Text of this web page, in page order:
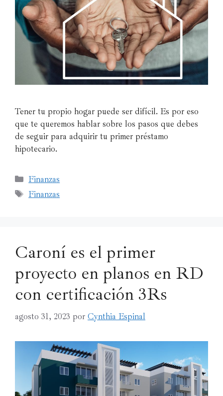
Tener tu propio hogar puede ser difícil. Es por eso
que te queremos hablar sobre los pasos que debes
de seguir para adquirir tu primer préstamo
hipotecario.
Finanzas
Finanzas
Caroní es el primer
proyecto en planos en RD
con certificación 3Rs
agosto 31, 2023 por Cynthia Espinal